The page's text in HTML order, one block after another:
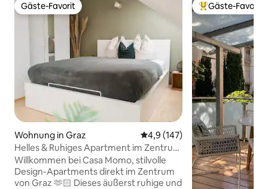
Gäste-Favorit
Gäste-Favorit
Wohnung in Graz Durchschnittliche Bewertung:
4,9 (147)
Helles & Ruhiges Apartment im Zentrum
/ Uni & LKH
Willkommen bei Casa Momo, stilvolle
Design-Apartments direkt im Zentrum
von Graz 🫶🏻 Dieses äußerst ruhige und
Beliebter Gäste-
Gäste-Favorit